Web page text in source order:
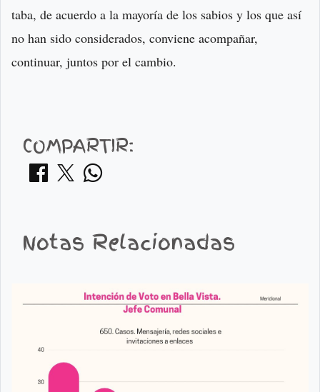
taba, de acuerdo a la mayoría de los sabios y los que así
no han sido considerados, conviene acompañar,
continuar, juntos por el cambio.
COMPARTIR:
Notas Relacionadas